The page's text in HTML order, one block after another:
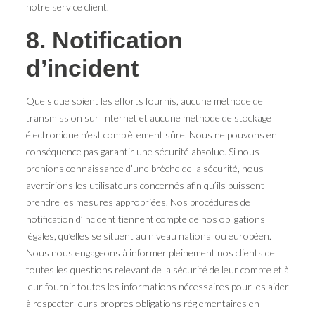
notre service client.
8. Notification
d’incident
Quels que soient les efforts fournis, aucune méthode de
transmission sur Internet et aucune méthode de stockage
électronique n’est complètement sûre. Nous ne pouvons en
conséquence pas garantir une sécurité absolue. Si nous
prenions connaissance d’une brèche de la sécurité, nous
avertirions les utilisateurs concernés afin qu’ils puissent
prendre les mesures appropriées. Nos procédures de
notification d’incident tiennent compte de nos obligations
légales, qu’elles se situent au niveau national ou européen.
Nous nous engageons à informer pleinement nos clients de
toutes les questions relevant de la sécurité de leur compte et à
leur fournir toutes les informations nécessaires pour les aider
à respecter leurs propres obligations réglementaires en